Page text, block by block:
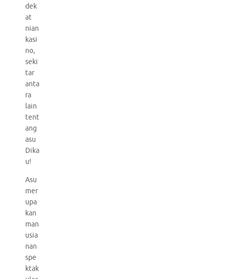
dek
at
nian
kasi
no,
seki
tar
anta
ra
lain
tent
ang
asu
Dika
u!
Asu
mer
upa
kan
man
usia
nan
spe
ktak